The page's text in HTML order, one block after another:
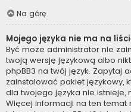
Na górę
Mojego języka nie ma na
Być może administrator nie
twoją wersję językową albo
phpBB3 na twój język. Zapytaj
zainstalować pakiet językowy,
dla twojego języka nie istnieje,
Więcej informacji na ten temat